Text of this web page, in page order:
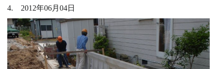
4. 2012年06月04日